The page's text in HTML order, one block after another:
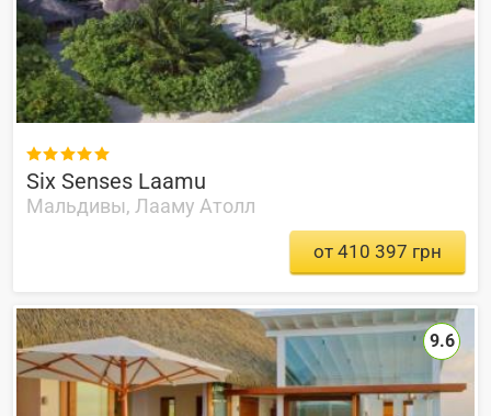

Six Senses Laamu
Мальдивы, Лааму Атолл
от 410 397 грн
9.6